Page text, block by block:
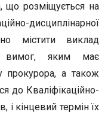
що розміщується на
дисциплінарної
містити виклад
вимог, яким має
прокурора, а також
до Кваліфікаційно-
і кінцевий термін їх